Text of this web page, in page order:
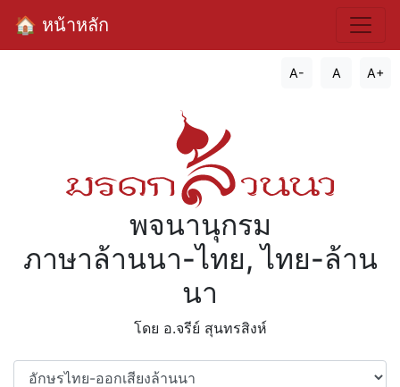
🏠 หน้าหลัก
A- A A+
พจนานุกรม
ภาษาล้านนา-ไทย, ไทย-ล้าน
นา
โดย อ.จรีย์​ สุนทรสิงห์